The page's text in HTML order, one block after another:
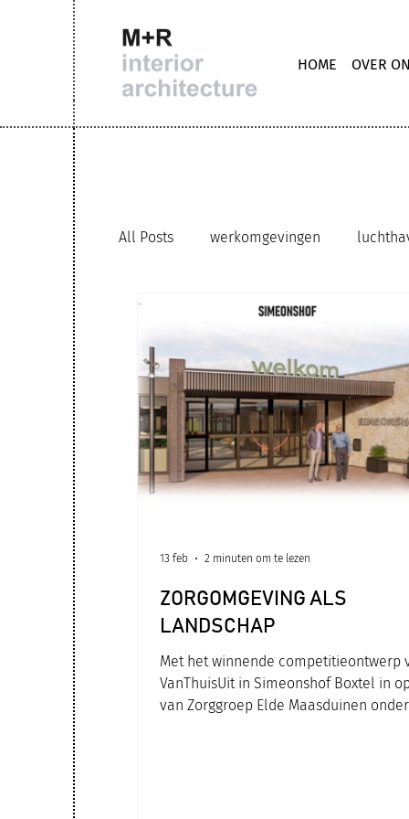
HOME OVER
All Posts werkomgevingen
M+R interior architecture
hybride werkomgeving circulair
ZORGOMGEVING ALS
LANDSCHAP
Met het winnende competitieontwerp
VanThuisUit in Simeonshof Boxtel in
van Zorggroep Elde Maasduinen
13 feb 2 minuten om te lezen